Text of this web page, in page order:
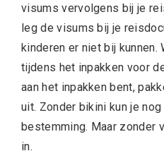
visums vervolgens bij je
leg de visums bij je
kinderen er niet bij kunnen.
tijdens het inpakken voor
aan het inpakken bent,
uit. Zonder bikini kun je
bestemming. Maar zonder
in.